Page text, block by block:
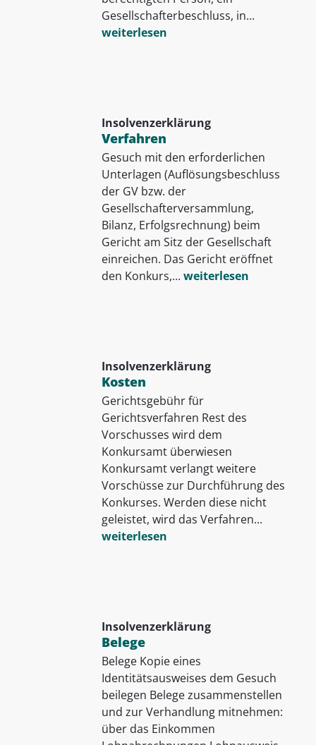
Gesellschafterbeschluss, in...
weiterlesen
Insolvenzerklärung
Verfahren
Gesuch mit den erforderlichen
Unterlagen (Auflösungsbeschluss
der GV bzw. der
Gesellschafterversammlung,
Bilanz, Erfolgsrechnung) beim
Gericht am Sitz der Gesellschaft
einreichen. Das Gericht eröffnet
den Konkurs,... weiterlesen
Insolvenzerklärung
Kosten
Gerichtsgebühr für
Gerichtsverfahren Rest des
Vorschusses wird dem
Konkursamt überwiesen
Konkursamt verlangt weitere
Vorschüsse zur Durchführung des
Konkurses. Werden diese nicht
geleistet, wird das Verfahren...
weiterlesen
Insolvenzerklärung
Belege
Belege Kopie eines
Identitätsausweises dem Gesuch
beilegen Belege zusammenstellen
und zur Verhandlung mitnehmen:
über das Einkommen